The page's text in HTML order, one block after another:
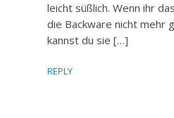
leicht süßlich. Wenn ihr
die Backware nicht mehr
kannst du sie […]
REPLY